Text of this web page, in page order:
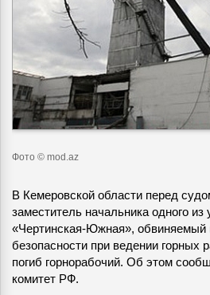
Фото © mod.az
В Кемеровской области перед
заместитель начальника одного
«Чертинская-Южная», обвиняемый
безопасности при ведении горных
погиб горнорабочий. Об этом
комитет РФ.